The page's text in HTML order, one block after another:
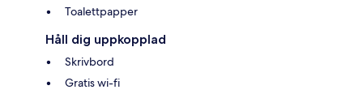
Toalettpapper
Håll dig uppkopplad
Skrivbord
Gratis wi-fi